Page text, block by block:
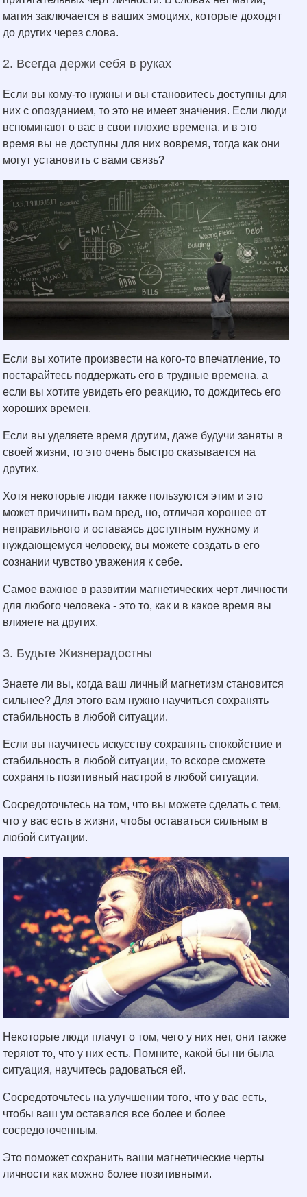
магия заключается в ваших эмоциях, которые доходят
до других через слова.
2. Всегда держи себя в руках
Если вы кому-то нужны и вы становитесь доступны для
них с опозданием, то это не имеет значения. Если люди
вспоминают о вас в свои плохие времена, и в это
время вы не доступны для них вовремя, тогда как они
могут установить с вами связь?
Если вы хотите произвести на кого-то впечатление, то
постарайтесь поддержать его в трудные времена, а
если вы хотите увидеть его реакцию, то дождитесь его
хороших времен.
Если вы уделяете время другим, даже будучи заняты в
своей жизни, то это очень быстро сказывается на
других.
Хотя некоторые люди также пользуются этим и это
может причинить вам вред, но, отличая хорошее от
неправильного и оставаясь доступным нужному и
нуждающемуся человеку, вы можете создать в его
сознании чувство уважения к себе.
Самое важное в развитии магнетических черт личности
для любого человека - это то, как и в какое время вы
влияете на других.
3. Будьте Жизнерадостны
Знаете ли вы, когда ваш личный магнетизм становится
сильнее? Для этого вам нужно научиться сохранять
стабильность в любой ситуации.
Если вы научитесь искусству сохранять спокойствие и
стабильность в любой ситуации, то вскоре сможете
сохранять позитивный настрой в любой ситуации.
Сосредоточьтесь на том, что вы можете сделать с тем,
что у вас есть в жизни, чтобы оставаться сильным в
любой ситуации.
Некоторые люди плачут о том, чего у них нет, они также
теряют то, что у них есть. Помните, какой бы ни была
ситуация, научитесь радоваться ей.
Сосредоточьтесь на улучшении того, что у вас есть,
чтобы ваш ум оставался все более и более
сосредоточенным.
Это поможет сохранить ваши магнетические черты
личности как можно более позитивными.